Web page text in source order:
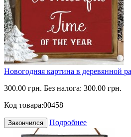
Новогодняя картина в деревянной
300.00 грн. Без налога: 300.00 грн.
Код товара:00458
Закончился Подробнее